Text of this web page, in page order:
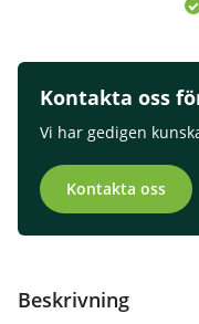
Kontakta oss
Vi har gedigen
Kontakta oss
Beskrivning